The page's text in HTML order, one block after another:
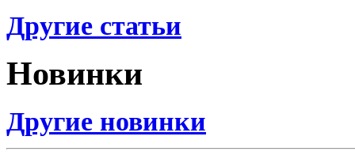
Другие статьи
Новинки
Другие новинки